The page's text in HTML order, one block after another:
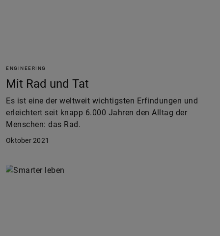
ENGINEERING
Mit Rad und Tat
Es ist eine der weltweit wichtigsten Erfindungen und
erleichtert seit knapp 6.000 Jahren den Alltag der
Menschen: das Rad.
Oktober 2021